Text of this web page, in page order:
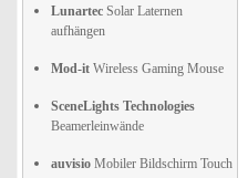
Lunartec Solar Laternen
aufhängen
Mod-it Wireless Gaming Mouse
SceneLights Technologies
Beamerleinwände
auvisio Mobiler Bildschirm Touch